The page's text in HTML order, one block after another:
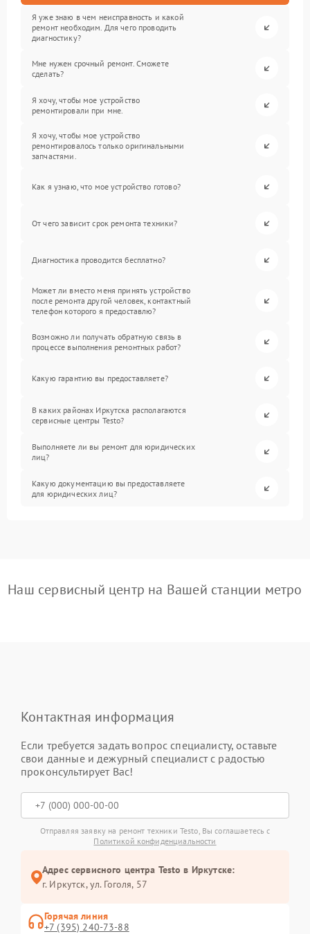
Я уже знаю в чем неисправность и какой
ремонт необходим. Для чего проводить
диагностику?
Мне нужен срочный ремонт. Сможете
сделать?
Я хочу, чтобы мое устройство
ремонтировали при мне.
Я хочу, чтобы мое устройство
ремонтировалось только оригинальными
запчастями.
Как я узнаю, что мое устройство готово?
От чего зависит срок ремонта техники?
Диагностика проводится бесплатно?
Может ли вместо меня принять устройство
после ремонта другой человек, контактный
телефон которого я предоставлю?
Возможно ли получать обратную связь в
процессе выполнения ремонтных работ?
Какую гарантию вы предоставляете?
В каких районах Иркутска располагаются
сервисные центры Testo?
Выполняете ли вы ремонт для юридических
лиц?
Какую документацию вы предоставляете
для юридических лиц?
Наш сервисный центр на Вашей станции метро
Контактная информация
Если требуется задать вопрос специалисту, оставьте
свои данные и дежурный специалист с радостью
проконсультирует Вас!
Отправляя заявку на ремонт техники Testo, Вы соглашаетесь с
Политикой конфиденциальности
Адрес сервисного центра Testo в Иркутске:
г. Иркутск, ул. ​Гоголя, 57
Горячая линия
+7 (395) 240-73-88